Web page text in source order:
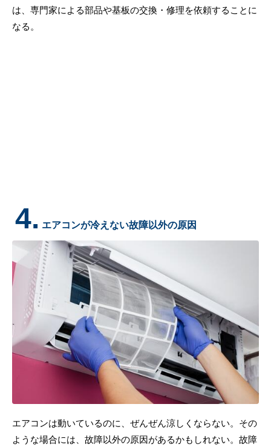
は、専門家による部品や基板の交換・修理を依頼することに
なる。
4. エアコンが冷えない故障以外の原因
エアコンは動いているのに、ぜんぜん涼しくならない。その
ような場合には、故障以外の原因があるかもしれない。故障